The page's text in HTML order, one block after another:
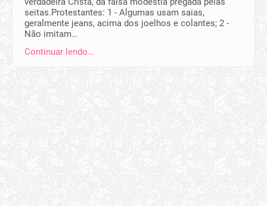
seitas.Protestantes: 1 - Algumas usam saias,
geralmente jeans, acima dos joelhos e colantes; 2 -
Não imitam…
Continuar lendo…